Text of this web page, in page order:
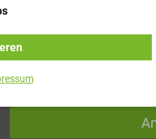
85 - 4.8 - Verzinkt - M5x100
Nr.